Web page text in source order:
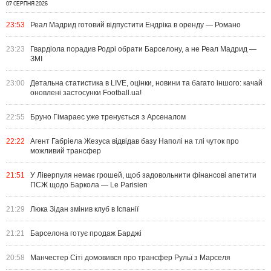
07 СЕРПНЯ 2026
23:53 Реал Мадрид готовий відпустити Ендріка в оренду — Романо
23:23
Гвардіола порадив Родрі обрати Барселону, а не Реал Мадрид —
ЗМІ
23:00
Детальна статистика в LIVE, оцінки, новини та багато іншого: качай
оновлені застосунки Football.ua!
22:55 Бруно Гімараес уже тренується з Арсеналом
22:22
Агент Габріела Жезуса відвідав базу Наполі на тлі чуток про
можливий трансфер
21:51
У Ліверпуля немає грошей, щоб задовольнити фінансові апетити
ПСЖ щодо Баркола — Le Parisien
21:29 Люка Зідан змінив клуб в Іспанії
21:21 Барселона готує продаж Барджі
20:58 Манчестер Сіті домовився про трансфер Рульї з Марселя